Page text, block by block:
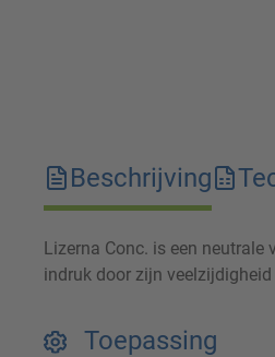
Beschrijving
Lizerna Conc. is een
indruk door zijn
Toepassing